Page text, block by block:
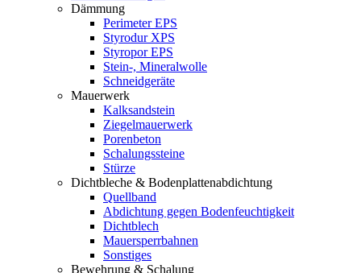
Dämmung
Perimeter EPS
Styrodur XPS
Styropor EPS
Stein-, Mineralwolle
Schneidgeräte
Mauerwerk
Kalksandstein
Ziegelmauerwerk
Porenbeton
Schalungssteine
Stürze
Dichtbleche & Bodenplattenabdichtung
Quellband
Abdichtung gegen Bodenfeuchtigkeit
Dichtblech
Mauersperrbahnen
Sonstiges
Bewehrung & Schalung